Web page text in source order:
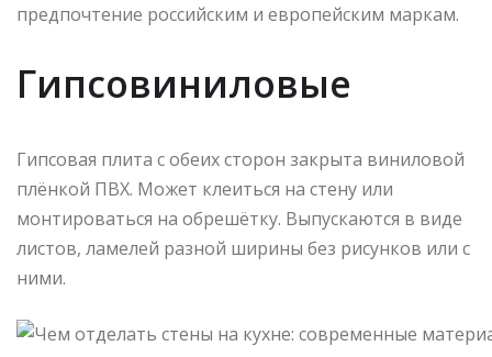
предпочтение российским и европейским маркам.
Гипсовиниловые
Гипсовая плита с обеих сторон закрыта виниловой
плёнкой ПВХ. Может клеиться на стену или
монтироваться на обрешётку. Выпускаются в виде
листов, ламелей разной ширины без рисунков или с
ними.